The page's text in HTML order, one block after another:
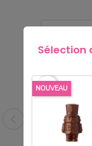
Sélection
NOUVEAU
favorite_border